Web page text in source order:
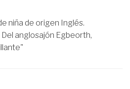
niña de origen Inglés.
anglosajón Egbeorth,